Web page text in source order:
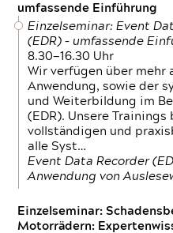
umfassende Einführung
Einzelseminar: Event
(EDR) – umfassende
8.30—16.30 Uhr
Wir verfügen über mehr
Anwendung, sowie der
und Weiterbildung im
(EDR). Unsere
vollständigen und
alle Syst…
Event Data Recorder
Anwendung von
Einzelseminar:
Motorrädern: